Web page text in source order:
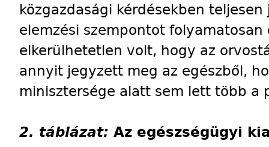
közgazdasági kérdésekben
elemzési szempontot folyamatosan
elkerülhetetlen volt, hogy az
annyit jegyzett meg az egészből,
minisztersége alatt sem lett több a
2. táblázat: Az egészségügyi